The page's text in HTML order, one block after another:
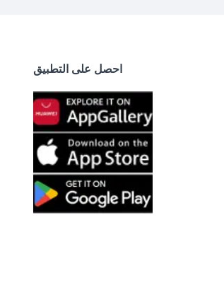
احصل على التطبيق